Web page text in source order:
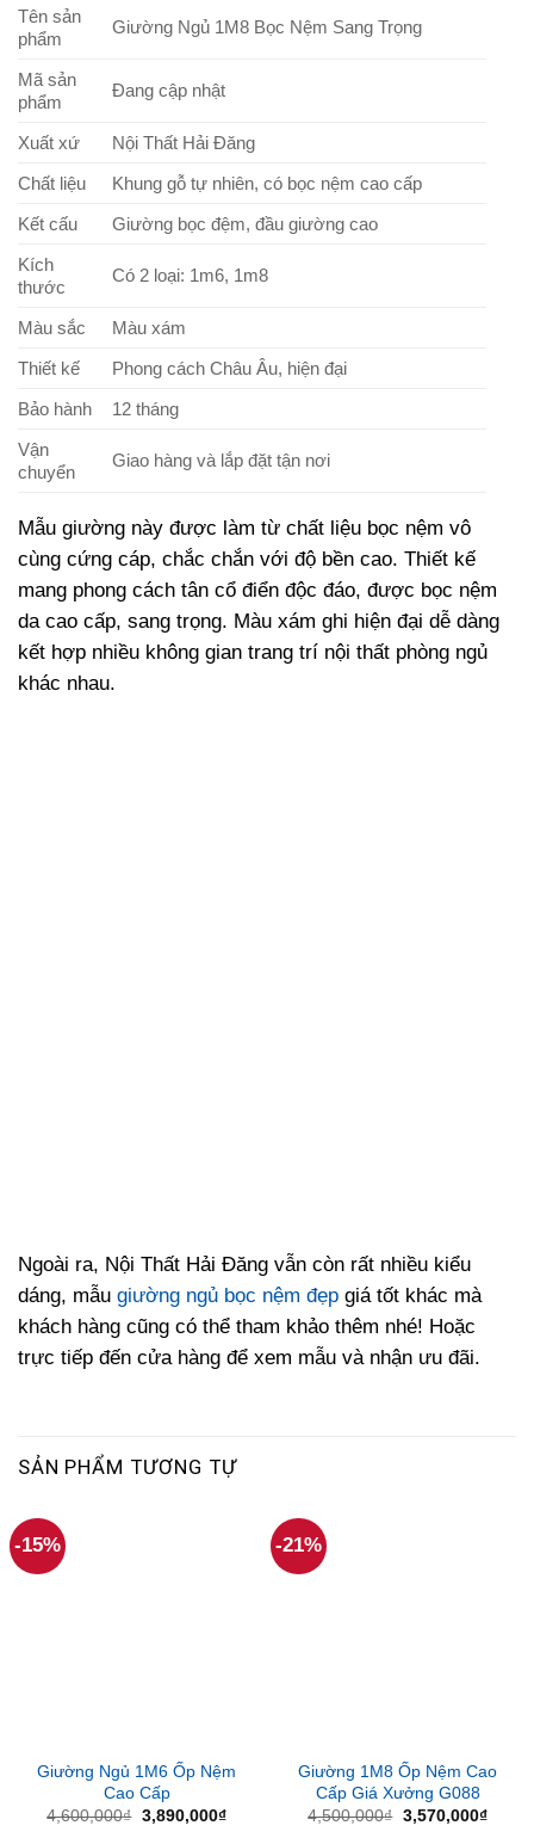
Tên sản
phẩm
Giường Ngủ 1M8 Bọc Nệm Sang Trọng
Mã sản
phẩm
Đang cập nhật
Xuất xứ
Nội Thất Hải Đăng
Chất liệu
Khung gỗ tự nhiên, có bọc nệm cao cấp
Kết cấu
Giường bọc đệm, đầu giường cao
Kích
thước
Có 2 loại: 1m6, 1m8
Màu sắc
Màu xám
Thiết kế
Phong cách Châu Âu, hiện đại
Bảo hành
12 tháng
Vận
chuyển
Giao hàng và lắp đặt tận nơi
Mẫu giường này được làm từ chất liệu bọc nệm vô
cùng cứng cáp, chắc chắn với độ bền cao. Thiết kế
mang phong cách tân cổ điển độc đáo, được bọc nệm
da cao cấp, sang trọng. Màu xám ghi hiện đại dễ dàng
kết hợp nhiều không gian trang trí nội thất phòng ngủ
khác nhau.
Ngoài ra, Nội Thất Hải Đăng vẫn còn rất nhiều kiểu
dáng, mẫu giường ngủ bọc nệm đẹp giá tốt khác mà
khách hàng cũng có thể tham khảo thêm nhé! Hoặc
trực tiếp đến cửa hàng để xem mẫu và nhận ưu đãi.
SẢN PHẨM TƯƠNG TỰ
-15%
Giường Ngủ 1M6 Ốp Nệm
Cao Cấp
4,600,000₫ Giá
3,890,000₫Giá
-21%
Giường 1M8 Ốp Nệm Cao
Cấp Giá Xưởng G088
4,500,000₫ Giá
3,570,000₫Giá